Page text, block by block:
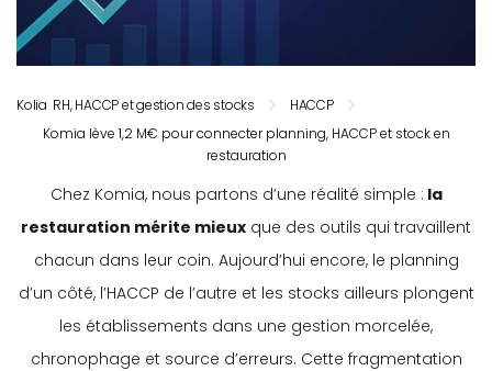
Kolia RH, HACCP et gestion des stocks
HACCP
Komia lève 1,2 M€ pour connecter planning, HACCP et stock en
restauration
Chez Komia, nous partons d’une réalité simple : la
restauration mérite mieux que des outils qui travaillent
chacun dans leur coin. Aujourd’hui encore, le planning
d’un côté, l’HACCP de l’autre et les stocks ailleurs plongent
les établissements dans une gestion morcelée,
chronophage et source d’erreurs. Cette fragmentation